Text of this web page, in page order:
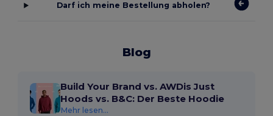
Darf ich meine Bestellung abholen?
Blog
Build Your Brand vs. AWDis Just
Hoods vs. B&C: Der Beste Hoodie
Mehr lesen...